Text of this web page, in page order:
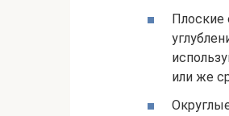
Плоские
или же